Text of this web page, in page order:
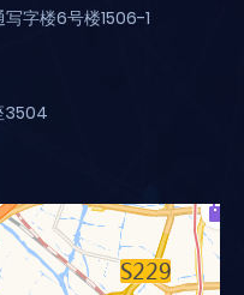
字楼6号楼1506-1
3504